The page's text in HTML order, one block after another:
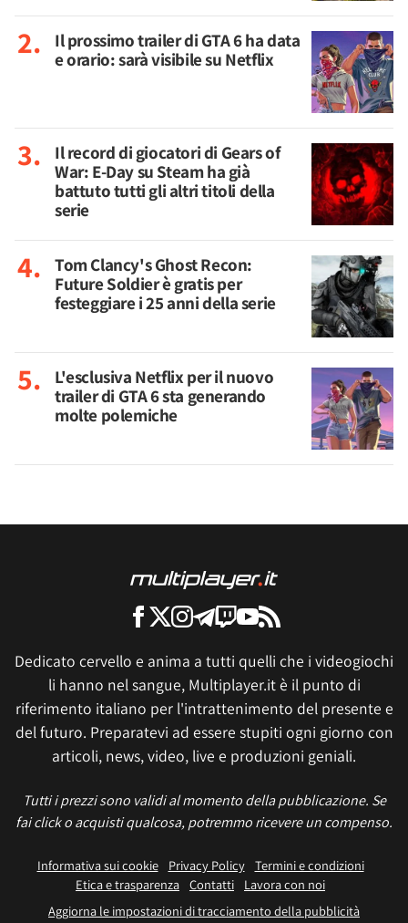
Il prossimo trailer di GTA 6 ha data
e orario: sarà visibile su Netflix
Il record di giocatori di Gears of
War: E-Day su Steam ha già
battuto tutti gli altri titoli della
serie
Tom Clancy's Ghost Recon:
Future Soldier è gratis per
festeggiare i 25 anni della serie
L'esclusiva Netflix per il nuovo
trailer di GTA 6 sta generando
molte polemiche
Dedicato cervello e anima a tutti quelli che i videogiochi
li hanno nel sangue, Multiplayer.it è il punto di
riferimento italiano per l'intrattenimento del presente e
del futuro. Preparatevi ad essere stupiti ogni giorno con
articoli, news, video, live e produzioni geniali.
Tutti i prezzi sono validi al momento della pubblicazione. Se
fai click o acquisti qualcosa, potremmo ricevere un compenso.
Informativa sui cookie Privacy Policy
Termini e condizioni
Etica e trasparenza Contatti
Lavora con noi
Aggiorna le impostazioni di tracciamento della pubblicità